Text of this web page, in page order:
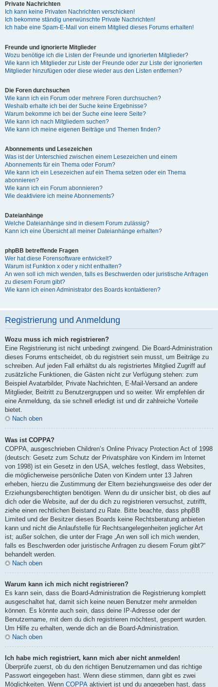
Private Nachrichten
Ich kann keine Privaten Nachrichten verschicken!
Ich bekomme ständig unerwünschte Private Nachrichten!
Ich habe eine Spam-E-Mail von einem Mitglied dieses Forums erhalten!
Freunde und ignorierte Mitglieder
Wozu benötige ich die Listen der Freunde und ignorierten Mitglieder?
Wie kann ich Mitglieder zur Liste der Freunde oder zur Liste der ignorierten
Mitglieder hinzufügen oder diese wieder aus den Listen entfernen?
Die Foren durchsuchen
Wie kann ich ein Forum oder mehrere Foren durchsuchen?
Weshalb erhalte ich bei der Suche keine Ergebnisse?
Warum bekomme ich bei der Suche eine leere Seite?
Wie kann ich nach Mitgliedern suchen?
Wie kann ich meine eigenen Beiträge und Themen finden?
Abonnements und Lesezeichen
Was ist der Unterschied zwischen einem Lesezeichen und einem
Abonnements für ein Thema oder Forum?
Wie kann ich ein Lesezeichen auf ein Thema setzen oder ein Thema
abonnieren?
Wie kann ich ein Forum abonnieren?
Wie deaktiviere ich meine Abonnements?
Dateianhänge
Welche Dateianhänge sind in diesem Forum zulässig?
Kann ich eine Übersicht all meiner Dateianhänge erhalten?
phpBB betreffende Fragen
Wer hat diese Forensoftware entwickelt?
Warum ist Funktion x oder y nicht enthalten?
An wen soll ich mich wenden, falls es Beschwerden oder juristische Anfragen
zu diesem Forum gibt?
Wie kann ich einen Administrator des Boards kontaktieren?
Registrierung und Anmeldung
Wozu muss ich mich registrieren?
Eine Registrierung ist nicht unbedingt zwingend. Die Board-Administration
dieses Forums entscheidet, ob du registriert sein musst, um Beiträge zu
schreiben. Auf jeden Fall erhältst du als registriertes Mitglied Zugriff auf
zusätzliche Funktionen, die Gästen nicht zur Verfügung stehen: zum
Beispiel Avatarbilder, Private Nachrichten, E-Mail-Versand an andere
Mitglieder, Beitritt zu Benutzergruppen und so weiter. Wir empfehlen dir
eine Anmeldung, da sie schnell erledigt ist und dir zahlreiche Vorteile
bietet.
Nach oben
Was ist COPPA?
COPPA, ausgeschrieben Children’s Online Privacy Protection Act of 1998
(deutsch: Gesetz zum Schutz der Privatsphäre von Kindern im Internet
von 1998) ist ein Gesetz in den USA, welches festlegt, dass Websites,
die möglicherweise persönliche Daten von Kindern unter 13 Jahren
erheben, hierzu die Zustimmung der Eltern beziehungsweise des oder der
Erziehungsberechtigten benötigen. Wenn du dir unsicher bist, ob dies auf
dich oder die Website, auf der du dich zu registrieren versuchst, zutrifft,
ziehe einen rechtlichen Beistand zu Rate. Bitte beachte, dass phpBB
Limited und der Besitzer dieses Boards keine Rechtsberatung anbieten
kann und nicht die Anlaufstelle für Rechtsangelegenheiten jeglicher Art
ist; außer solchen, die unter der Frage „An wen soll ich mich wenden,
falls es Beschwerden oder juristische Anfragen zu diesem Forum gibt?“
behandelt werden.
Nach oben
Warum kann ich mich nicht registrieren?
Es kann sein, dass die Board-Administration die Registrierung komplett
ausgeschaltet hat, damit sich keine neuen Benutzer mehr anmelden
können. Es könnte auch sein, dass deine IP-Adresse oder der
Benutzername, mit dem du dich registrieren möchtest, gesperrt wurden.
Um Hilfe zu erhalten, wende dich an die Board-Administration.
Nach oben
Ich habe mich registriert, kann mich aber nicht anmelden!
Überprüfe zuerst, ob du den richtigen Benutzernamen und das richtige
Passwort eingegeben hast. Wenn diese stimmen, dann gibt es zwei
Möglichkeiten. Wenn COPPA aktiviert ist und du angegeben hast, dass